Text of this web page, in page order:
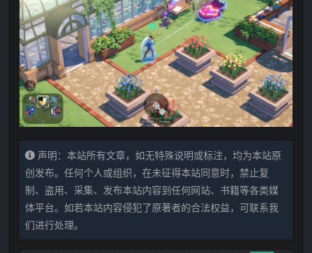
声明：本站所有文章，如无特殊说明或标注，均为本站原
创发布。任何个人或组织，在未征得本站同意时，禁止复
制、盗用、采集、发布本站内容到任何网站、书籍等各类媒
体平台。如若本站内容侵犯了原著者的合法权益，可联系我
们进行处理。